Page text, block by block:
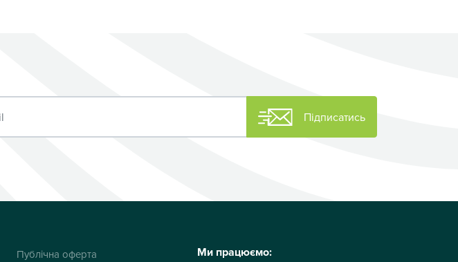
Підписатись
Публічна оферта
Ми працюємо: